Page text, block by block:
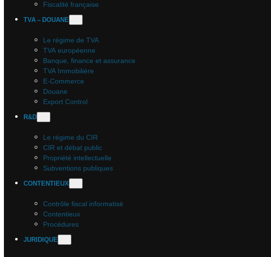
Fiscalité française
TVA – DOUANE
Le régime de TVA
TVA européenne
Banque, finance et assurance
TVA Immobilière
E-Commerce
Douane
Export Control
R&D
Le régime du CIR
CIR et débat public
Propriété intellectuelle
Subventions publiques
CONTENTIEUX
Contrôle fiscal informatisé
Contentieux
Procédures
JURIDIQUE